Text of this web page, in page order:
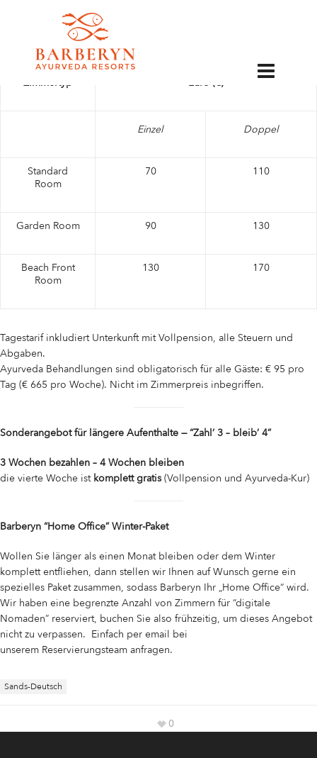
01. December 2022 bis 23. April 2023
Zimmertyp Euro (€)
Einzel Doppel
Standard
Room
70 110
Garden Room 90 130
Beach Front
Room
130 170
Tagestarif inkludiert Unterkunft mit Vollpension, alle Steuern und
Abgaben.
Ayurveda Behandlungen sind obligatorisch für alle Gäste: € 95 pro
Tag (€ 665 pro Woche). Nicht im Zimmerpreis inbegriffen.
Sonderangebot für längere Aufenthalte — “Zahl’ 3 – bleib’ 4”
3 Wochen bezahlen – 4 Wochen bleiben
die vierte Woche ist komplett gratis (Vollpension und Ayurveda-Kur)
Barberyn “Home Office” Winter-Paket
Wollen Sie länger als einen Monat bleiben oder dem Winter
komplett entfliehen, dann stellen wir Ihnen auf Wunsch gerne ein
spezielles Paket zusammen, sodass Barberyn Ihr „Home Office“ wird.
Wir haben eine begrenzte Anzahl von Zimmern für “digitale
Nomaden” reserviert, buchen Sie also frühzeitig, um dieses Angebot
nicht zu verpassen. Einfach per email bei
unserem Reservierungsteam anfragen.
Sands-Deutsch
0